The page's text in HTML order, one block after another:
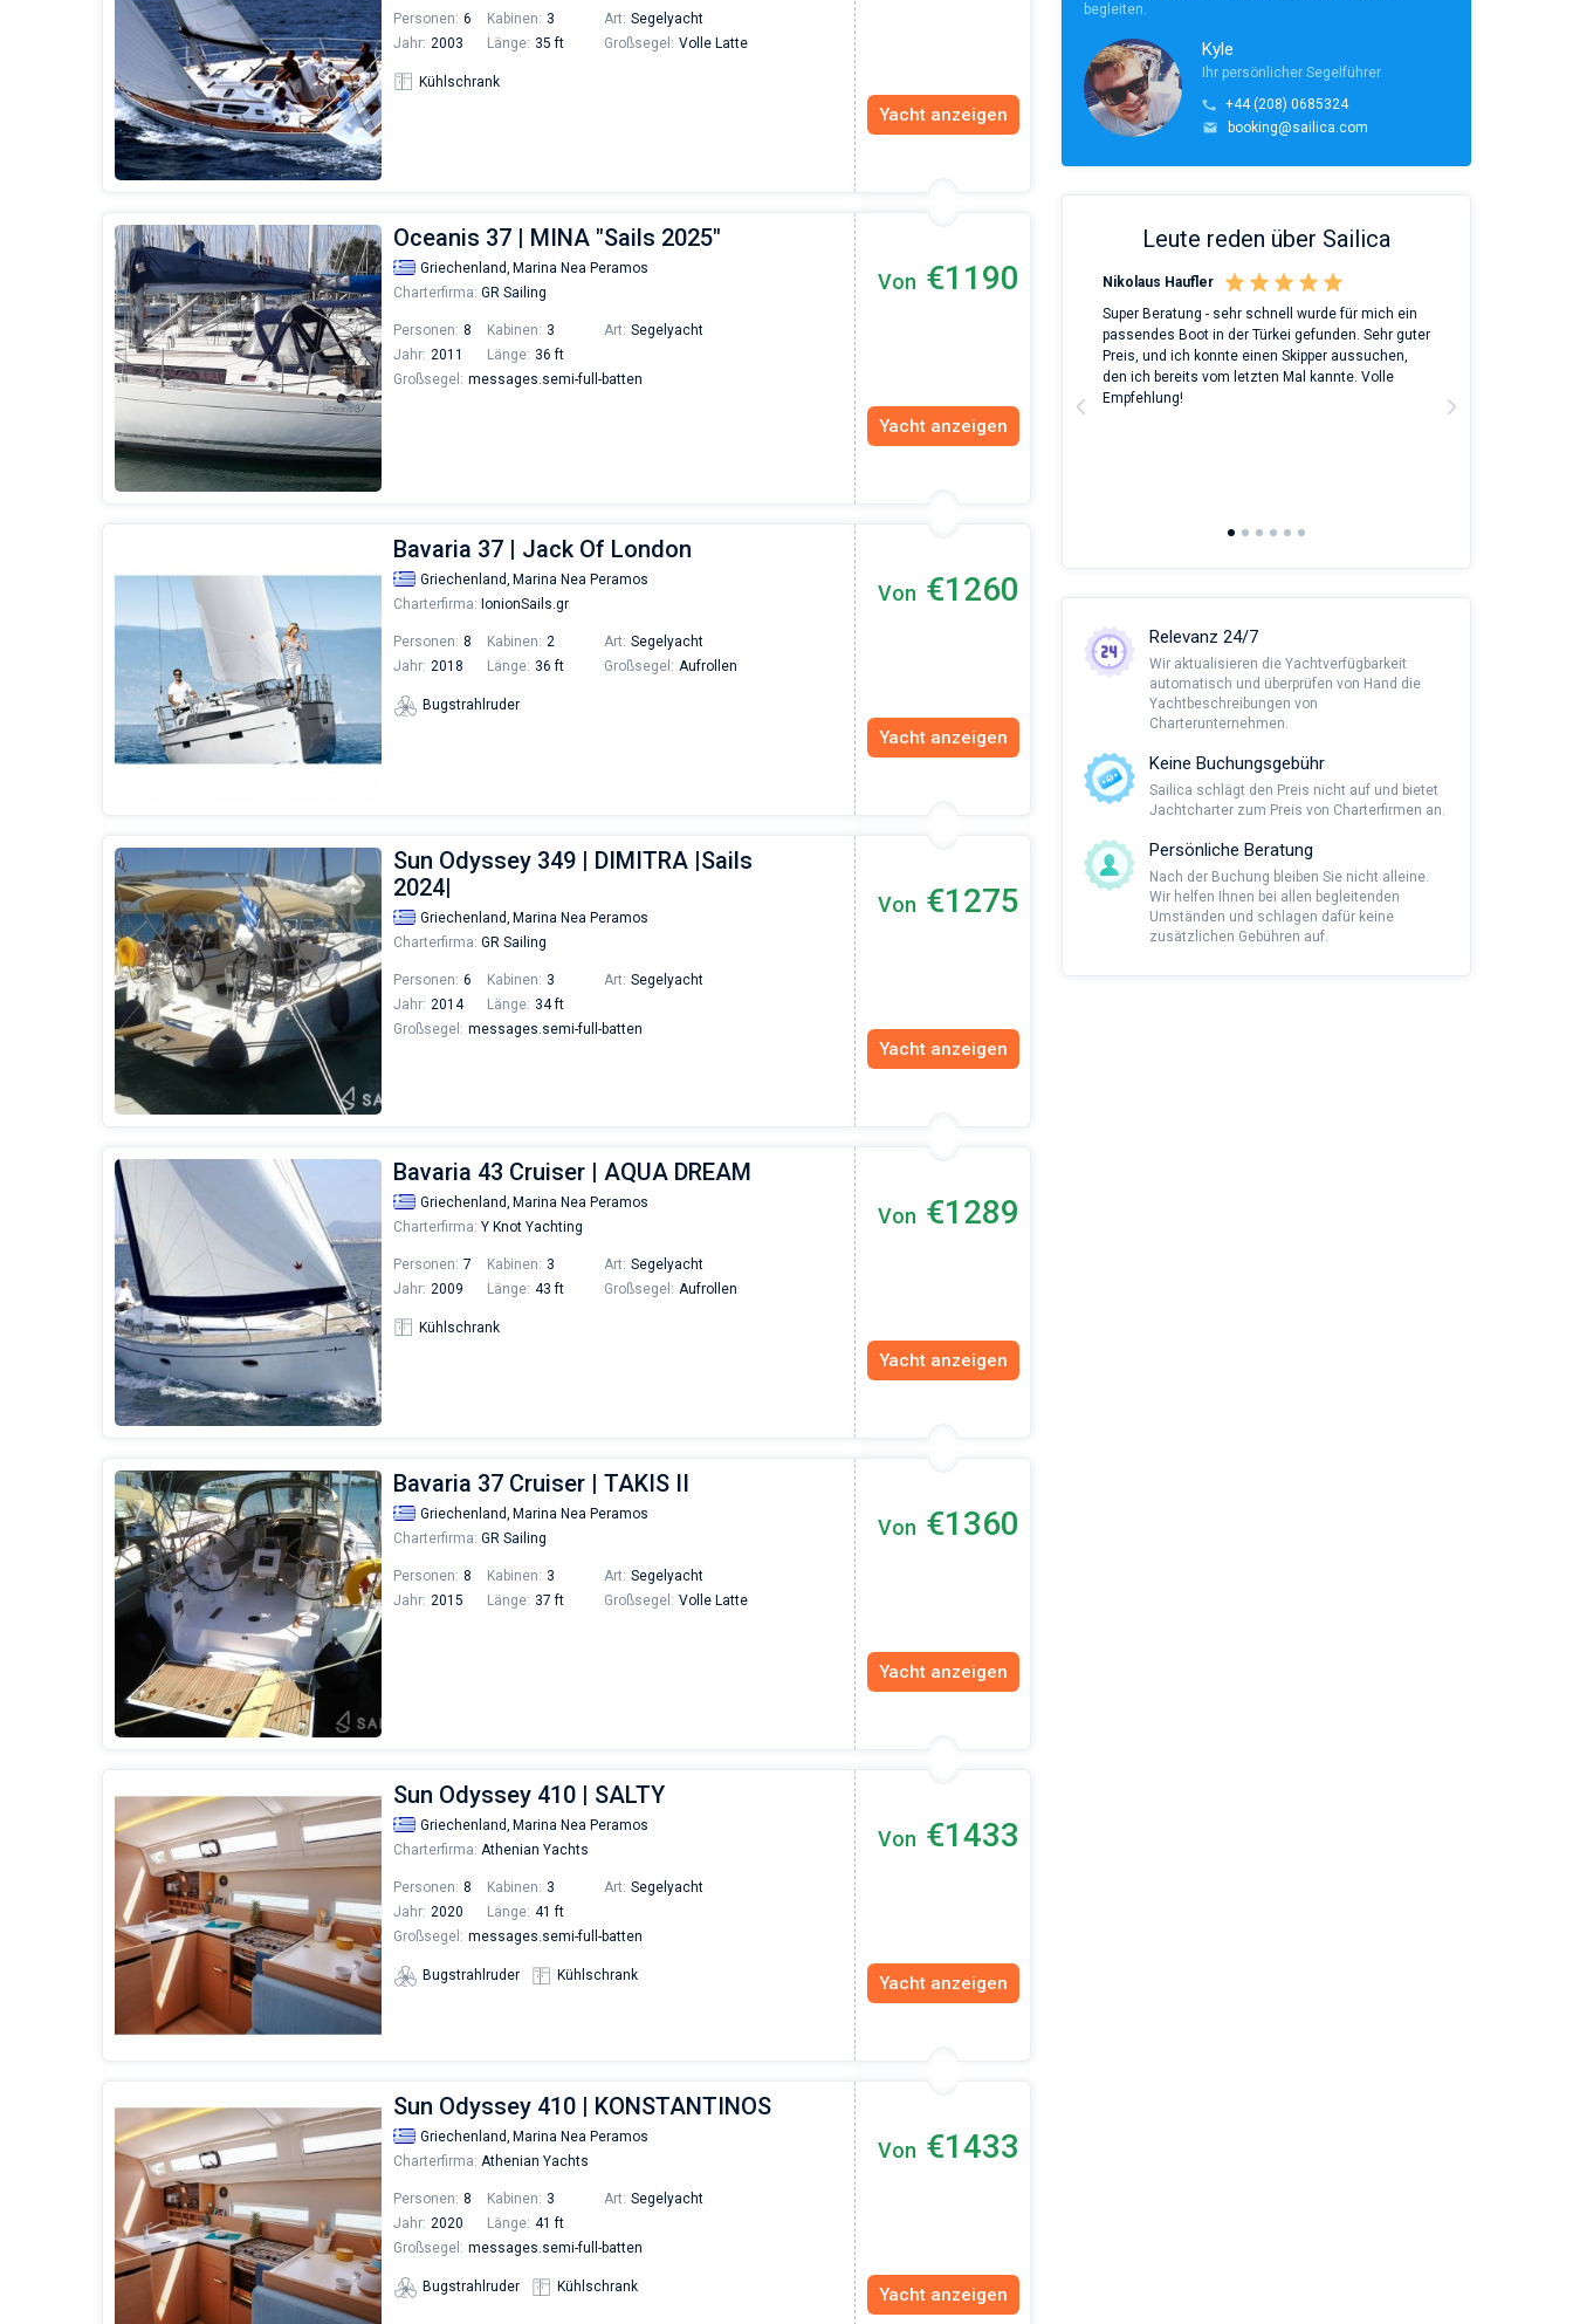
Personen: 6 Kabinen: 3 Art: Segelyacht
Jahr: 2003 Länge: 35 ft Großsegel: Volle Latte
Kühlschrank
Yacht anzeigen
Oceanis 37 | MINA "Sails 2025"
Griechenland, Marina Nea Peramos
Charterfirma: GR Sailing
Personen: 8 Kabinen: 3 Art: Segelyacht
Jahr: 2011 Länge: 36 ft
Großsegel: messages.semi-full-batten
Von €1190
Yacht anzeigen
Bavaria 37 | Jack Of London
Griechenland, Marina Nea Peramos
Charterfirma: IonionSails.gr
Personen: 8 Kabinen: 2 Art: Segelyacht
Jahr: 2018 Länge: 36 ft Großsegel: Aufrollen
Bugstrahlruder
Von €1260
Yacht anzeigen
Sun Odyssey 349 | DIMITRA |Sails
2024|
Griechenland, Marina Nea Peramos
Charterfirma: GR Sailing
Personen: 6 Kabinen: 3 Art: Segelyacht
Jahr: 2014 Länge: 34 ft
Großsegel: messages.semi-full-batten
Von €1275
Yacht anzeigen
Bavaria 43 Cruiser | AQUA DREAM
Griechenland, Marina Nea Peramos
Charterfirma: Y Knot Yachting
Personen: 7 Kabinen: 3 Art: Segelyacht
Jahr: 2009 Länge: 43 ft Großsegel: Aufrollen
Kühlschrank
Von €1289
Yacht anzeigen
Bavaria 37 Cruiser | TAKIS II
Griechenland, Marina Nea Peramos
Charterfirma: GR Sailing
Personen: 8 Kabinen: 3 Art: Segelyacht
Jahr: 2015 Länge: 37 ft Großsegel: Volle Latte
Von €1360
Yacht anzeigen
Sun Odyssey 410 | SALTY
Griechenland, Marina Nea Peramos
Charterfirma: Athenian Yachts
Personen: 8 Kabinen: 3 Art: Segelyacht
Jahr: 2020 Länge: 41 ft
Großsegel: messages.semi-full-batten
Bugstrahlruder Kühlschrank
Von €1433
Yacht anzeigen
Sun Odyssey 410 | KONSTANTINOS
Griechenland, Marina Nea Peramos
Charterfirma: Athenian Yachts
Personen: 8 Kabinen: 3 Art: Segelyacht
Jahr: 2020 Länge: 41 ft
Großsegel: messages.semi-full-batten
Bugstrahlruder Kühlschrank
Von €1433
Yacht anzeigen
begleiten.
Kyle
Ihr persönlicher Segelführer
+44 (208) 0685324
booking@sailica.com
Leute reden über Sailica
Excellent trip to Croatia! The trip was organized on
an excellent level since the very beginning - from
the yacht search to the trip itself. The team was
fast and responsive. Highly recommended to
everyone who wants to hang out with family on a
beautiful yacht or catamaran!
Nikolaus Haufler
Super Beratung - sehr schnell wurde für mich ein
passendes Boot in der Türkei gefunden. Sehr guter
Preis, und ich konnte einen Skipper aussuchen,
den ich bereits vom letzten Mal kannte. Volle
Empfehlung!
Relevanz 24/7
Wir aktualisieren die Yachtverfügbarkeit
automatisch und überprüfen von Hand die
Yachtbeschreibungen von
Charterunternehmen.
Keine Buchungsgebühr
Sailica schlägt den Preis nicht auf und bietet
Jachtcharter zum Preis von Charterfirmen an.
Persönliche Beratung
Nach der Buchung bleiben Sie nicht alleine.
Wir helfen Ihnen bei allen begleitenden
Umständen und schlagen dafür keine
zusätzlichen Gebühren auf.